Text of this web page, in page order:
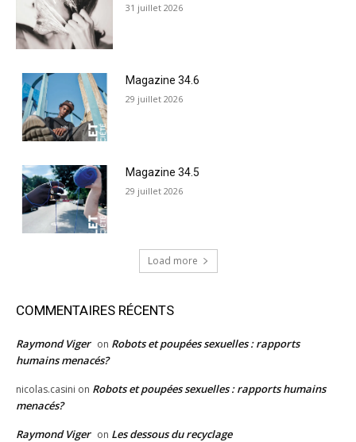
31 juillet 2026
Magazine 34.6
29 juillet 2026
Magazine 34.5
29 juillet 2026
Load more
COMMENTAIRES RÉCENTS
Raymond Viger on Robots et poupées sexuelles : rapports
humains menacés?
nicolas.casini on Robots et poupées sexuelles : rapports humains
menacés?
Raymond Viger on Les dessous du recyclage